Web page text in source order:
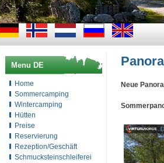
Menu DE
Home
Sommercamping
Wintercamping
Hütten
Preise
Reservierung
Rezeption/Geschäft
Schmucksteinschleiferei
Neue